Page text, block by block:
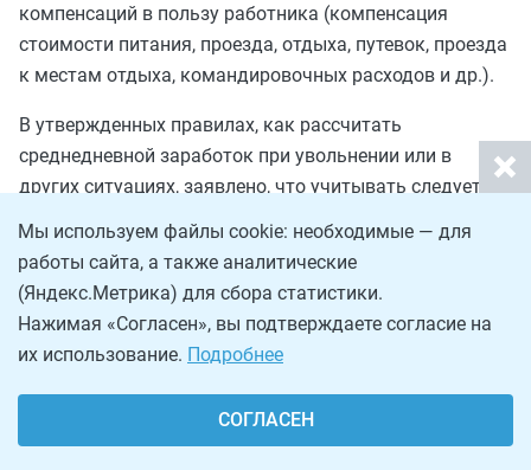
компенсаций в пользу работника (компенсация
стоимости питания, проезда, отдыха, путевок, проезда
к местам отдыха, командировочных расходов и др.).
В утвержденных правилах, как рассчитать
среднедневной заработок при увольнении или в
других ситуациях, заявлено, что учитывать следует те
положением по оплате труда в организации. Среди
них:
должностной оклад;
стимулирующие надбавки;
доплаты за переработку, работу в ночное время;
Мы используем файлы cookie: необходимые — для
работы сайта, а также аналитические
(Яндекс.Метрика) для сбора статистики.
Нажимая «Согласен», вы подтверждаете согласие на
их использование. Подробнее
СОГЛАСЕН